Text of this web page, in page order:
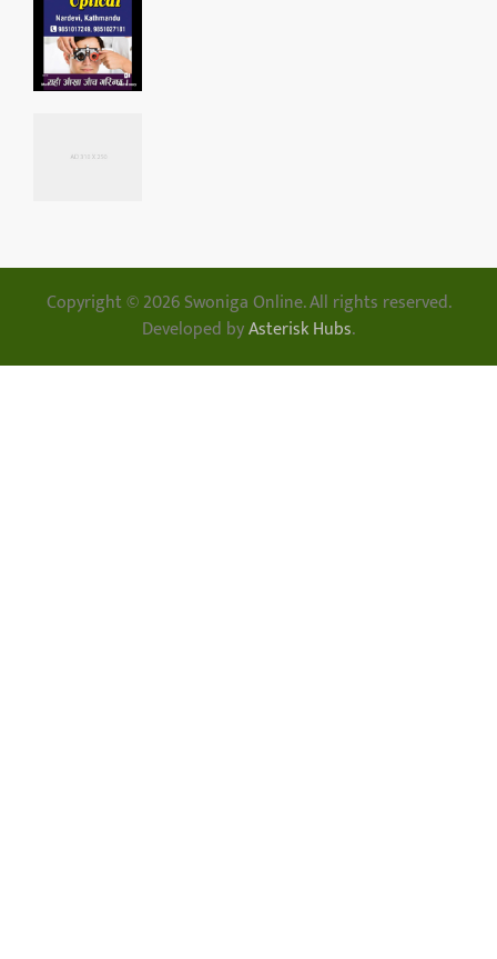
Copyright © 2026 Swoniga Online. All rights reserved.
Developed byAsterisk Hubs.